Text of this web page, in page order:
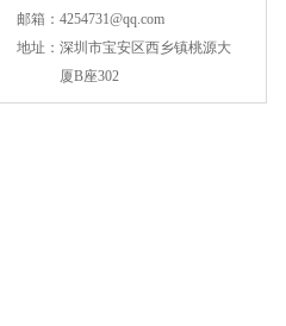
邮箱： 4254731@qq.com
地址： 深圳市宝安区西乡镇桃源大
厦B座302